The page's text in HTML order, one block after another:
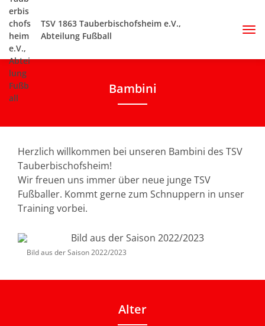
TSV 1863 Tauberbischofsheim e.V.,
Abteilung Fußball
Bambini
Herzlich willkommen bei unseren Bambini des TSV
Tauberbischofsheim!
Wir freuen uns immer über neue junge TSV
Fußballer. Kommt gerne zum Schnuppern in unser
Training vorbei.
Bild aus der Saison 2022/2023
Alter